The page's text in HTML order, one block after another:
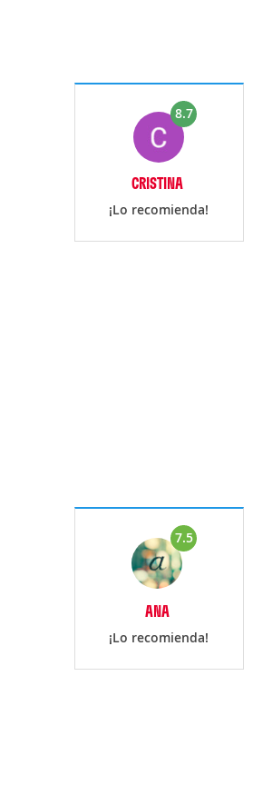
8.7
CRISTINA
¡Lo recomienda!
7.5
ANA
¡Lo recomienda!